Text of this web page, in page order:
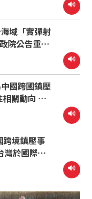
上出發
域「實彈射
國跨國鎮壓
聲明 中國
跨境鎮壓事
灣於國際戰